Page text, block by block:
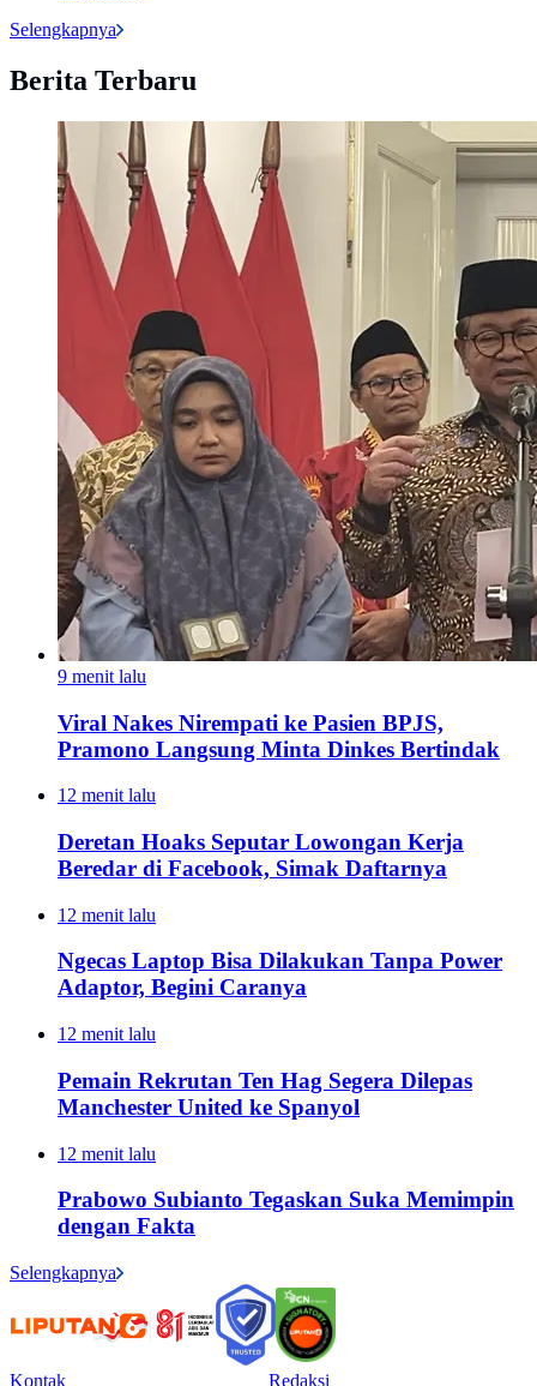
Selengkapnya
Berita Terbaru
9 menit lalu
Viral Nakes Nirempati ke Pasien BPJS,
Pramono Langsung Minta Dinkes Bertindak
12 menit lalu
Deretan Hoaks Seputar Lowongan Kerja
Beredar di Facebook, Simak Daftarnya
12 menit lalu
Ngecas Laptop Bisa Dilakukan Tanpa Power
Adaptor, Begini Caranya
12 menit lalu
Pemain Rekrutan Ten Hag Segera Dilepas
Manchester United ke Spanyol
12 menit lalu
Prabowo Subianto Tegaskan Suka Memimpin
dengan Fakta
Selengkapnya
Kontak Redaksi